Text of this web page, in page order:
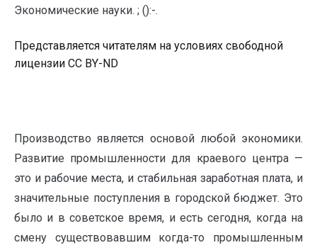
Экономические науки. ; ():-.
Представляется читателям на условиях свободной
лицензии CC BY-ND
Производство является основой любой экономики.
Развитие промышленности для краевого центра —
это и рабочие места, и стабильная заработная плата, и
значительные поступления в городской бюджет. Это
было и в советское время, и есть сегодня, когда на
смену существовавшим когда-то промышленным